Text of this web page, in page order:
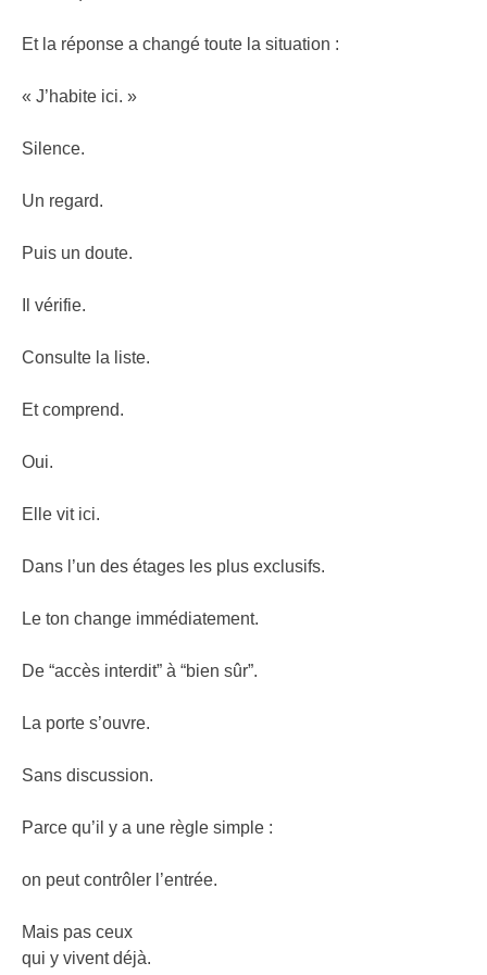
Et la réponse a changé toute la situation :
« J’habite ici. »
Silence.
Un regard.
Puis un doute.
Il vérifie.
Consulte la liste.
Et comprend.
Oui.
Elle vit ici.
Dans l’un des étages les plus exclusifs.
Le ton change immédiatement.
De “accès interdit” à “bien sûr”.
La porte s’ouvre.
Sans discussion.
Parce qu’il y a une règle simple :
on peut contrôler l’entrée.
Mais pas ceux
qui y vivent déjà.